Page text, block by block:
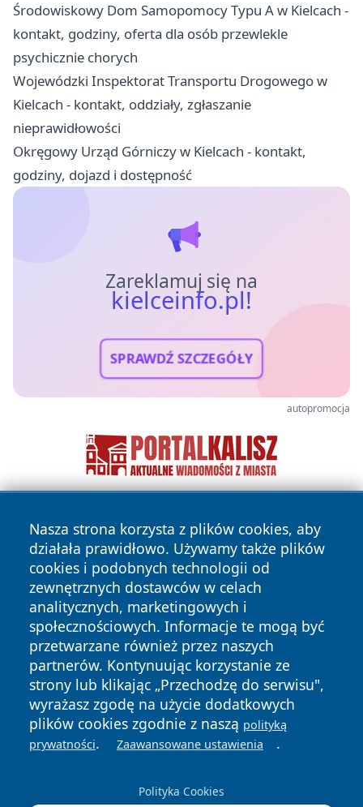
Środowiskowy Dom Samopomocy Typu A w Kielcach -
kontakt, godziny, oferta dla osób przewlekle
psychicznie chorych
Wojewódzki Inspektorat Transportu Drogowego w
Kielcach - kontakt, oddziały, zgłaszanie
nieprawidłowości
Okręgowy Urząd Górniczy w Kielcach - kontakt,
godziny, dojazd i dostępność
Zareklamuj się na
kielceinfo.pl!
SPRAWDŹ SZCZEGÓŁY
autopromocja
Nasza strona korzysta z plików cookies, aby
działała prawidłowo. Używamy także plików
cookies i podobnych technologii od
zewnętrznych dostawców w celach
analitycznych, marketingowych i
społecznościowych. Informacje te mogą być
przetwarzane również przez naszych
partnerów. Kontynuując korzystanie ze
strony lub klikając „Przechodzę do serwisu",
wyrażasz zgodę na użycie dodatkowych
plików cookies zgodnie z naszą polityką
prywatności. Zaawansowane ustawienia .
Polityka Cookies
Copyright © 2026 kielceinfo.pl Wszystkie prawa zastrzeżone.
News Autorzy
Polityka
Prywatności
Polityka
Cookies